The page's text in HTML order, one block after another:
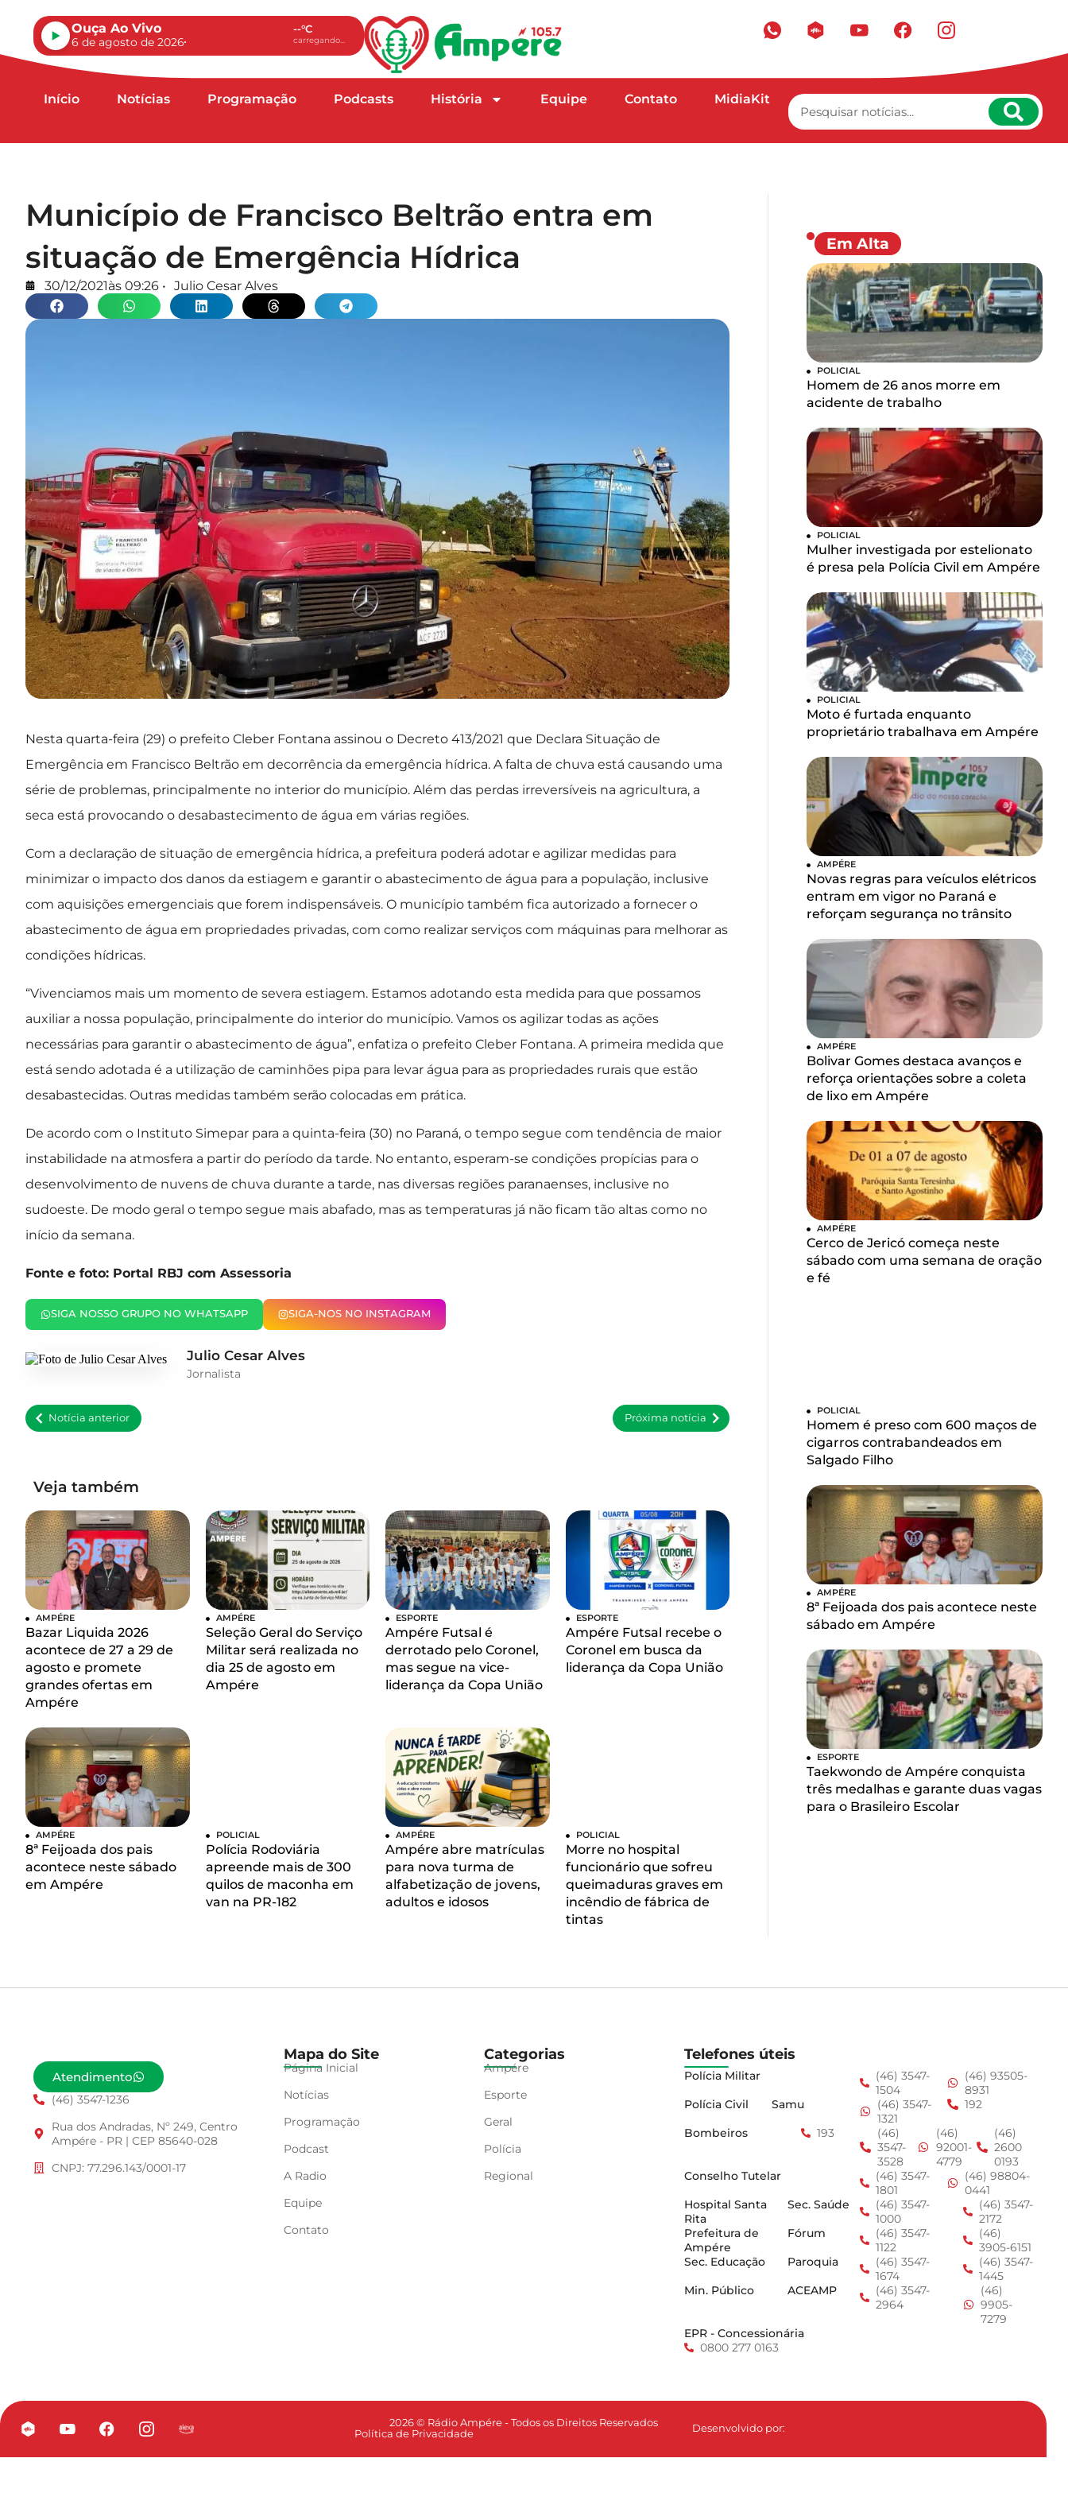
Ouça Ao Vivo
6 de agosto de 2026
--°C
carregando...
Início Notícias Programação Podcasts História Equipe Contato MidiaKit
Município de Francisco Beltrão entra em
situação de Emergência Hídrica
30/12/2021às 09:26 • Julio Cesar Alves
Nesta quarta-feira (29) o prefeito Cleber Fontana assinou o Decreto 413/2021 que Declara Situação de
Emergência em Francisco Beltrão em decorrência da emergência hídrica. A falta de chuva está causando uma
série de problemas, principalmente no interior do município. Além das perdas irreversíveis na agricultura, a
seca está provocando o desabastecimento de água em várias regiões.
Com a declaração de situação de emergência hídrica, a prefeitura poderá adotar e agilizar medidas para
minimizar o impacto dos danos da estiagem e garantir o abastecimento de água para a população, inclusive
com aquisições emergenciais que forem indispensáveis. O município também fica autorizado a fornecer o
abastecimento de água em propriedades privadas, com como realizar serviços com máquinas para melhorar as
condições hídricas.
“Vivenciamos mais um momento de severa estiagem. Estamos adotando esta medida para que possamos
auxiliar a nossa população, principalmente do interior do município. Vamos os agilizar todas as ações
necessárias para garantir o abastecimento de água”, enfatiza o prefeito Cleber Fontana. A primeira medida que
está sendo adotada é a utilização de caminhões pipa para levar água para as propriedades rurais que estão
desabastecidas. Outras medidas também serão colocadas em prática.
De acordo com o Instituto Simepar para a quinta-feira (30) no Paraná, o tempo segue com tendência de maior
instabilidade na atmosfera a partir do período da tarde. No entanto, esperam-se condições propícias para o
desenvolvimento de nuvens de chuva durante a tarde, nas diversas regiões paranaenses, inclusive no
sudoeste. De modo geral o tempo segue mais abafado, mas as temperaturas já não ficam tão altas como no
início da semana.
Fonte e foto: Portal RBJ com Assessoria
SIGA NOSSO GRUPO NO WHATSAPP SIGA-NOS NO INSTAGRAM
Julio Cesar Alves
Jornalista
Notícia anterior Próxima notícia
Veja também
AMPÉRE
Bazar Liquida 2026
acontece de 27 a 29 de
agosto e promete
grandes ofertas em
Ampére
AMPÉRE
Seleção Geral do Serviço
Militar será realizada no
dia 25 de agosto em
Ampére
ESPORTE
Ampére Futsal é
derrotado pelo Coronel,
mas segue na vice-
liderança da Copa União
ESPORTE
Ampére Futsal recebe o
Coronel em busca da
liderança da Copa União
AMPÉRE
8ª Feijoada dos pais
acontece neste sábado
em Ampére
POLICIAL
Polícia Rodoviária
apreende mais de 300
quilos de maconha em
van na PR-182
AMPÉRE
Ampére abre matrículas
para nova turma de
alfabetização de jovens,
adultos e idosos
POLICIAL
Morre no hospital
funcionário que sofreu
queimaduras graves em
incêndio de fábrica de
tintas
Em Alta
POLICIAL
Homem de 26 anos morre em
acidente de trabalho
POLICIAL
Mulher investigada por estelionato
é presa pela Polícia Civil em Ampére
POLICIAL
Moto é furtada enquanto
proprietário trabalhava em Ampére
AMPÉRE
Novas regras para veículos elétricos
entram em vigor no Paraná e
reforçam segurança no trânsito
AMPÉRE
Bolivar Gomes destaca avanços e
reforça orientações sobre a coleta
de lixo em Ampére
AMPÉRE
Cerco de Jericó começa neste
sábado com uma semana de oração
e fé
POLICIAL
Homem é preso com 600 maços de
cigarros contrabandeados em
Salgado Filho
AMPÉRE
8ª Feijoada dos pais acontece neste
sábado em Ampére
ESPORTE
Taekwondo de Ampére conquista
três medalhas e garante duas vagas
para o Brasileiro Escolar
Atendimento
(46) 3547-1236
Rua dos Andradas, Nº 249, Centro
Ampére - PR | CEP 85640-028
CNPJ: 77.296.143/0001-17
Mapa do Site
Página Inicial
Notícias
Programação
Podcast
A Radio
Equipe
Contato
Categorias
Ampére
Esporte
Geral
Polícia
Regional
Telefones úteis
Polícia Militar
(46) 3547-
1504
(46) 93505-
8931
Polícia Civil
Samu
(46) 3547-
1321
192
Bombeiros
193
(46)
3547-
3528
(46)
92001-
4779
(46)
2600
0193
Conselho Tutelar
(46) 3547-
1801
(46) 98804-
0441
Hospital Santa
Rita
Sec. Saúde
(46) 3547-
1000
(46) 3547-
2172
Prefeitura de
Ampére
Fórum
(46) 3547-
1122
(46)
3905-6151
Sec. Educação
Paroquia
(46) 3547-
1674
(46) 3547-
1445
Min. Público
ACEAMP
(46) 3547-
2964
(46)
9905-
7279
EPR - Concessionária
0800 277 0163
2026 © Rádio Ampére - Todos os Direitos Reservados
Política de Privacidade
Desenvolvido por: